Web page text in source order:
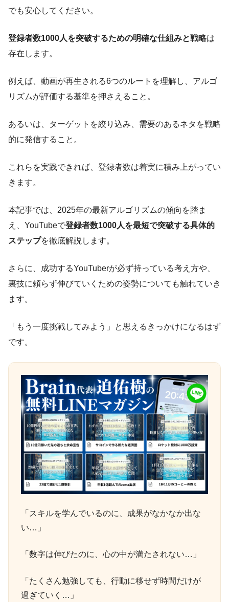
でも安心してください。
登録者数1000人を突破するための明確な仕組みと戦略は
存在します。
例えば、動画が再生される6つのルートを理解し、アルゴ
リズムが評価する基準を押さえること。
あるいは、ターゲットを絞り込み、需要のあるネタを戦略
的に発信すること。
これらを実践できれば、登録者数は着実に積み上がってい
きます。
本記事では、2025年の最新アルゴリズムの傾向を踏ま
え、YouTubeで登録者数1000人を最短で突破する具体的
ステップを徹底解説します。
さらに、成功するYouTuberが必ず持っている考え方や、
裏技に頼らず伸びていくための姿勢についても触れていき
ます。
「もう一度挑戦してみよう」と思えるきっかけになるはず
です。
「スキルを学んでいるのに、成果がなかなか出な
い…」
「数字は伸びたのに、心の中が満たされない…」
「たくさん勉強しても、行動に移せず時間だけが
過ぎていく…」